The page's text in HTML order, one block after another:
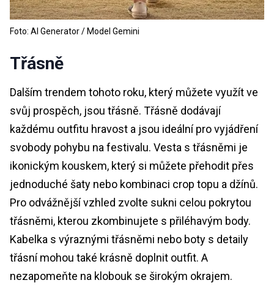
Foto: AI Generator / Model Gemini
Třásně
Dalším trendem tohoto roku, který můžete využít ve
svůj prospěch, jsou třásně. Třásně dodávají
každému outfitu hravost a jsou ideální pro vyjádření
svobody pohybu na festivalu. Vesta s třásněmi je
ikonickým kouskem, který si můžete přehodit přes
jednoduché šaty nebo kombinaci crop topu a džínů.
Pro odvážnější vzhled zvolte sukni celou pokrytou
třásněmi, kterou zkombinujete s přiléhavým body.
Kabelka s výraznými třásněmi nebo boty s detaily
třásní mohou také krásně doplnit outfit. A
nezapomeňte na klobouk se širokým okrajem.